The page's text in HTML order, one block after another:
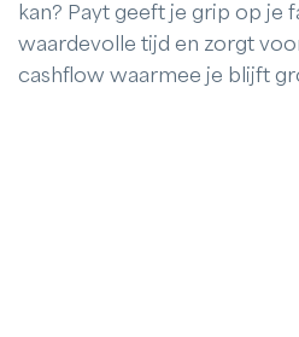
kan? Payt geeft je grip op je
waardevolle tijd en zorgt
cashflow waarmee je blijft